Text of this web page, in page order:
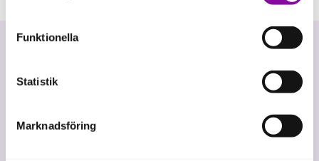
eller delning av information enligt ovan, inte att ske,
förutom för kakor som är nödvändiga för att hemsidan
ska fungera se mer under inställningar.
Funktionella
Statistik
Marknadsföring